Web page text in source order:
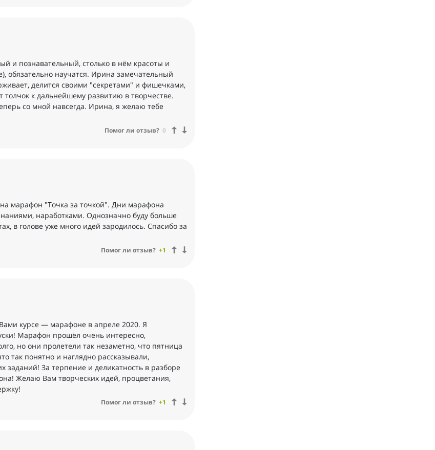
и познавательный, столько в нём красоты и
обязательно научатся. Ирина замечательный
делится своими "секретами" и фишечками,
толчок к дальнейшему развитию в творчестве.
со мной навсегда. Ирина, я желаю тебе
Помог ли отзыв? 0
марафон "Точка за точкой". Дни марафона
наработками. Однозначно буду больше
в голове уже много идей зародилось. Спасибо за
Помог ли отзыв? +1
курсе — марафоне в апреле 2020. Я
Марафон прошёл очень интересно,
но они пролетели так незаметно, что пятница
так понятно и наглядно рассказывали,
За терпение и деликатность в разборе
Желаю Вам творческих идей, процветания,
Помог ли отзыв? +1